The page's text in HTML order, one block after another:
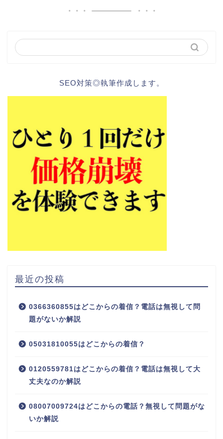
SEO対策◎執筆作成します。
最近の投稿
0366360855はどこからの着信？電話は無視して問
題がないか解説
05031810055はどこからの着信？
0120559781はどこからの着信？電話は無視して大
丈夫なのか解説
08007009724はどこからの電話？無視して問題がな
いか解説